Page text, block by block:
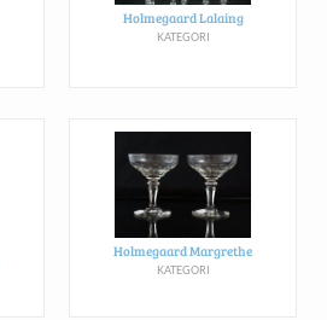
Holmegaard Lalaing
KATEGORI
Holmegaard Margrethe
KATEGORI